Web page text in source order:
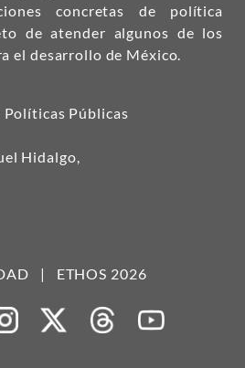
concretas de política
de atender algunos de los
el desarrollo de México.
Públicas
Hidalgo,
| ETHOS 2026